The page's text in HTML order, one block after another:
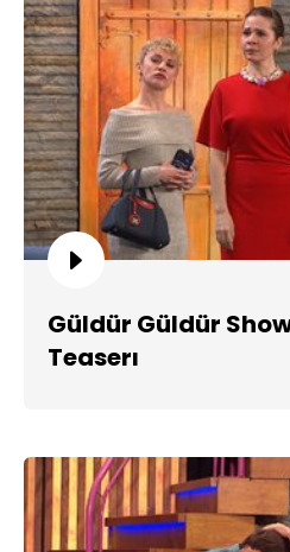
Güldür Güldür
Teaserı